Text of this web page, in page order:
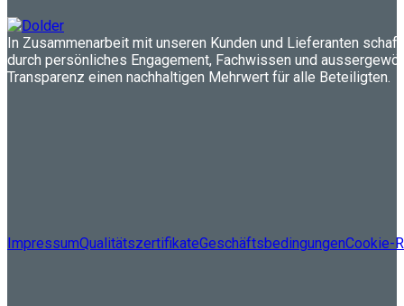
In Zusammenarbeit mit unseren Kunden und Lieferanten
durch persönliches Engagement, Fachwissen und
Transparenz einen nachhaltigen Mehrwert für alle Beteiligten.
ImpressumQualitätszertifikateGeschäftsbedingungenCookie-